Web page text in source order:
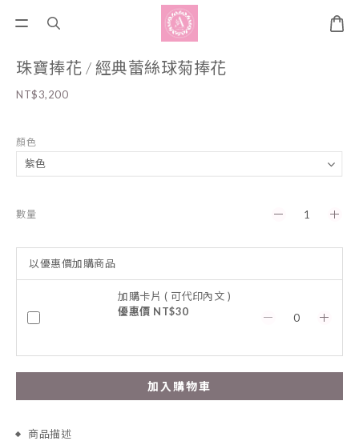
珠寶捧花 / 經典蕾絲球菊捧花
NT$3,200
顏色
數量
以優惠價加購商品
加購卡片 ( 可代印內文 )
優惠價 NT$30
加入購物車
商品描述